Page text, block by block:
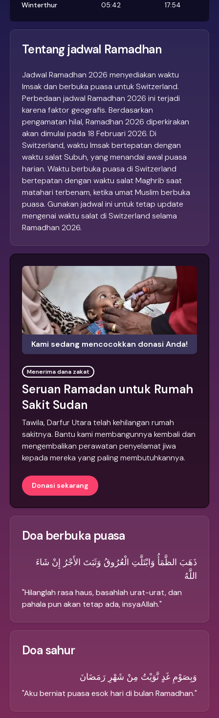
Winterthur
05:42 17:54
Tentang jadwal Ramadhan
Jadwal Ramadhan 2026 menyediakan waktu
Imsak dan berbuka puasa untuk Switzerland.
Perbedaan jadwal Ramadhan 2026 ini terjadi
karena faktor geografis. Berdasarkan
pengamatan hilal, Ramadhan 2026 diperkirakan
akan dimulai pada 18 Februari 2026. Di
Switzerland, waktu Imsak bertepatan dengan
waktu salat Subuh, yang menandai awal puasa
harian. Waktu berbuka puasa di Switzerland
bertepatan dengan waktu salat Maghrib saat
matahari terbenam, ketika umat Muslim berbuka
puasa. Gunakan jadwal ini untuk tetap update
mengenai waktu salat di Switzerland selama
Ramadhan 2026.
Kami sedang mencocokkan donasi Anda!
Menerima dana zakat
Seruan Ramadan untuk Rumah
Sakit Sudan
Tawila, Darfur Utara telah kehilangan rumah
sakitnya. Bantu kami membangunnya kembali dan
mengembalikan perawatan penyelamat jiwa
kepada mereka yang paling membutuhkannya.
Donasi sekarang
Doa berbuka puasa
ذَهَبَ الظَّمَأُ وَابْتَلَّتِ الْعُرُوقُ وَثَبَتَ الأَجْرُ إِنْ شَاءَ
اللَّهُ
"Hilanglah rasa haus, basahlah urat-urat, dan
pahala pun akan tetap ada, insyaAllah."
Doa sahur
وَبِصَوْمِ غَدٍ نَّوَيْتُ مِنْ شَهْرِ رَمَضَانَ
"Aku berniat puasa esok hari di bulan Ramadhan."